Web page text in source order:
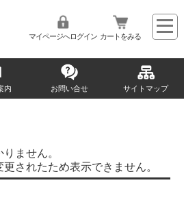
マイページへログイン カートをみる
内 お問い合せ サイトマップ
ません。
されたため表示できません。